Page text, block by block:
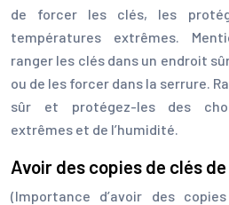
de forcer les clés, les
températures extrêmes.
ranger les clés dans un endroit
ou de les forcer dans la serrure.
sûr et protégez-les des
extrêmes et de l’humidité.
Avoir des copies de clés
(Importance d’avoir des